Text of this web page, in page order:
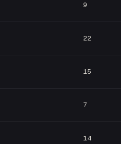
9
22
15
7
14